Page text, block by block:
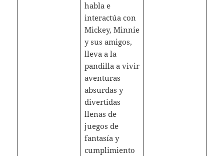
habla e
interactúa con
Mickey, Minnie
y sus amigos,
lleva a la
pandilla a vivir
aventuras
absurdas y
divertidas
llenas de
juegos de
fantasía y
cumplimiento